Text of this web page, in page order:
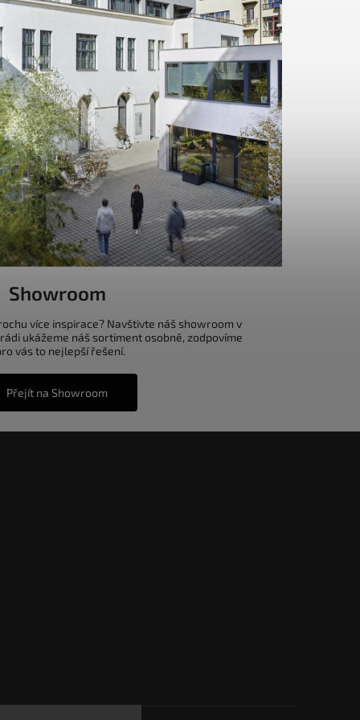
Showroom
více inspirace? Navštivte náš showroom v
ukážeme náš sortiment osobně, zodpovíme
vás to nejlepší řešení.
Přejít na Showroom